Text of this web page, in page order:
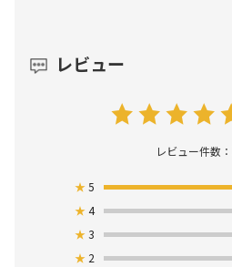
レビュー
レビュー件数：
★5
★4
★3
★ 2